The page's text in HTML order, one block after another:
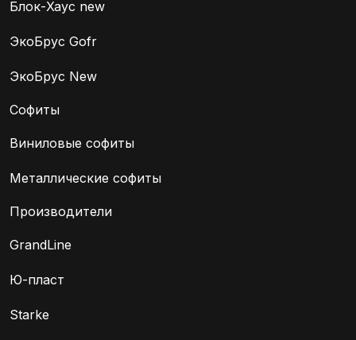
Блок-Хаус new
ЭкоБрус Gofr
ЭкоБрус New
Софиты
Виниловые софиты
Металлические софиты
Производители
GrandLine
Ю-пласт
Starke